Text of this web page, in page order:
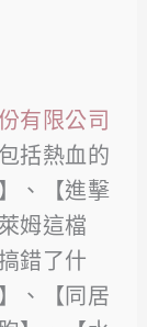
有限公司
括熱血的
、【進擊
姆這檔
錯了什
、【同居